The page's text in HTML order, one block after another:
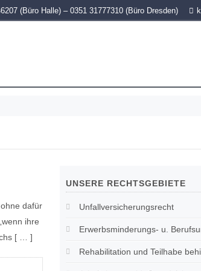
(Büro Halle) – 0351 31777310 (Büro Dresden)
dafür
ihre
[ … ]
UNSERE RECHTSGEBIETE
Unfallversicherungsrecht
Erwerbsminderungs- u.
Rehabilitation und Teilhabe